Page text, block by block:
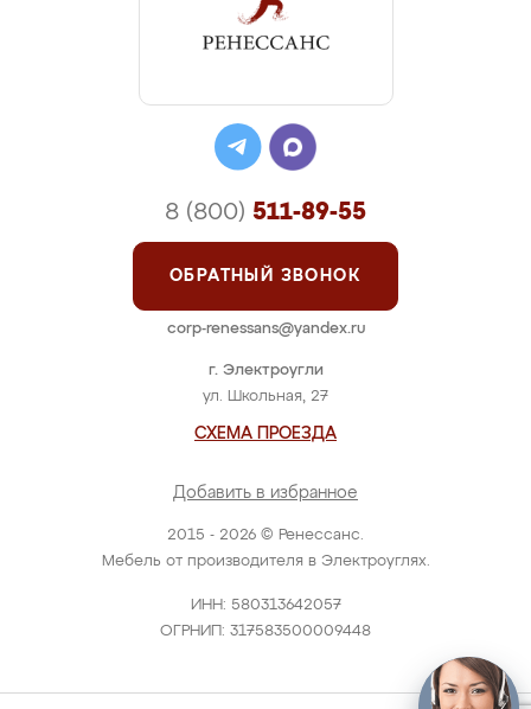
2015 - 2026 © Ренессанс.
Мебель от производителя в Электроуглях.
ИНН: 580313642057
ОГРНИП: 317583500009448
г. Электроугли
ул. Школьная, 27
СХЕМА ПРОЕЗДА
Добавить в избранное
8 (800) 511-89-55
ОБРАТНЫЙ ЗВОНОК
corp-renessans@yandex.ru